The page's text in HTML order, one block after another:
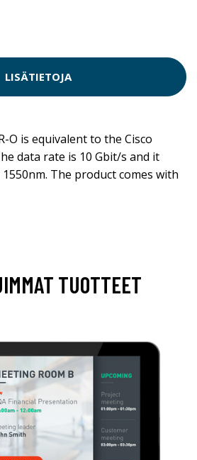
LISÄTIETOJA
O is equivalent to the Cisco
data rate is 10 Gbit/s and it
The product comes with
TUOTTEET